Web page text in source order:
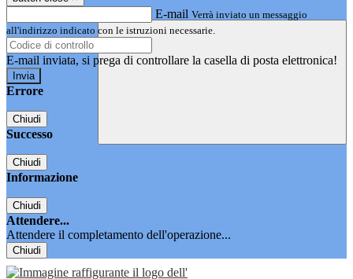
E-mail Verrà inviato un messaggio
all'indirizzo indicato con le istruzioni necessarie.
E-mail inviata, si prega di controllare la casella di posta elettronica!
Errore
Chiudi
Successo
Chiudi
Informazione
Chiudi
Attendere...
Attendere il completamento dell'operazione...
Chiudi